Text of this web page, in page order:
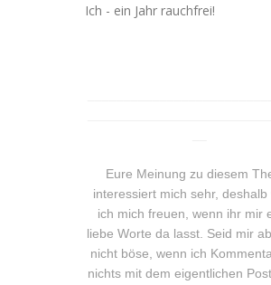
Ich - ein Jahr rauchfrei!
Eure Meinung zu diesem
interessiert mich sehr, deshalb
ich mich freuen, wenn ihr mir
liebe Worte da lasst. Seid mir
nicht böse, wenn ich
nichts mit dem eigentlichen